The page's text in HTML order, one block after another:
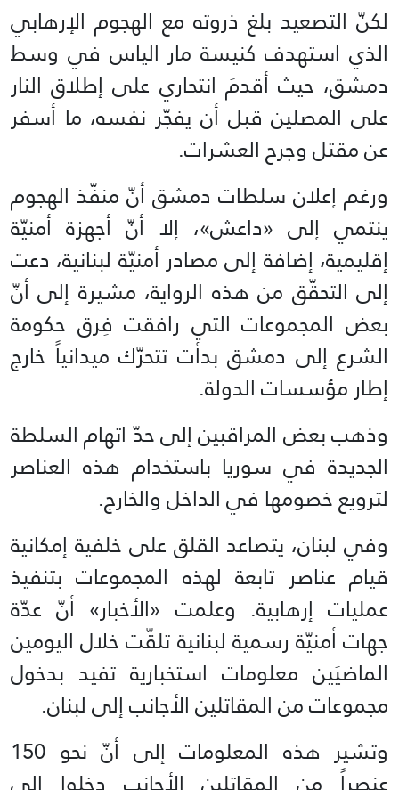
لكنّ التصعيد بلغ ذروته مع الهجوم الإرهابي
الذي استهدف كنيسة مار الياس في وسط
دمشق، حيث أقدمَ انتحاري على إطلاق النار
على المصلين قبل أن يفجّر نفسه، ما أسفر
عن مقتل وجرح العشرات.
ورغم إعلان سلطات دمشق أنّ منفّذ الهجوم
ينتمي إلى «داعش»، إلا أنّ أجهزة أمنيّة
إقليمية، إضافة إلى مصادر أمنيّة لبنانية، دعت
إلى التحقّق من هذه الرواية، مشيرة إلى أنّ
بعض المجموعات التي رافقت فِرق حكومة
الشرع إلى دمشق بدأت تتحرّك ميدانياً خارج
إطار مؤسسات الدولة.
وذهب بعض المراقبين إلى حدّ اتهام السلطة
الجديدة في سوريا باستخدام هذه العناصر
لترويع خصومها في الداخل والخارج.
وفي لبنان، يتصاعد القلق على خلفية إمكانية
قيام عناصر تابعة لهذه المجموعات بتنفيذ
عمليات إرهابية. وعلمت «الأخبار» أنّ عدّة
جهات أمنيّة رسمية لبنانية تلقّت خلال اليومين
الماضيَين معلومات استخبارية تفيد بدخول
مجموعات من المقاتلين الأجانب إلى لبنان.
وتشير هذه المعلومات إلى أنّ نحو 150